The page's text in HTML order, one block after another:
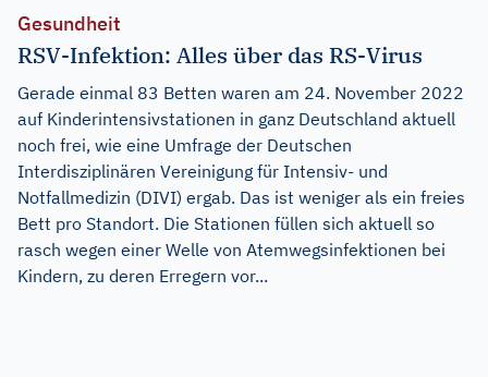
Gesundheit
RSV-Infektion: Alles über das RS-Virus
Gerade einmal 83 Betten waren am 24. November 2022
auf Kinderintensivstationen in ganz Deutschland aktuell
noch frei, wie eine Umfrage der Deutschen
Interdisziplinären Vereinigung für Intensiv- und
Notfallmedizin (DIVI) ergab. Das ist weniger als ein freies
Bett pro Standort. Die Stationen füllen sich aktuell so
rasch wegen einer Welle von Atemwegsinfektionen bei
Kindern, zu deren Erregern vor...